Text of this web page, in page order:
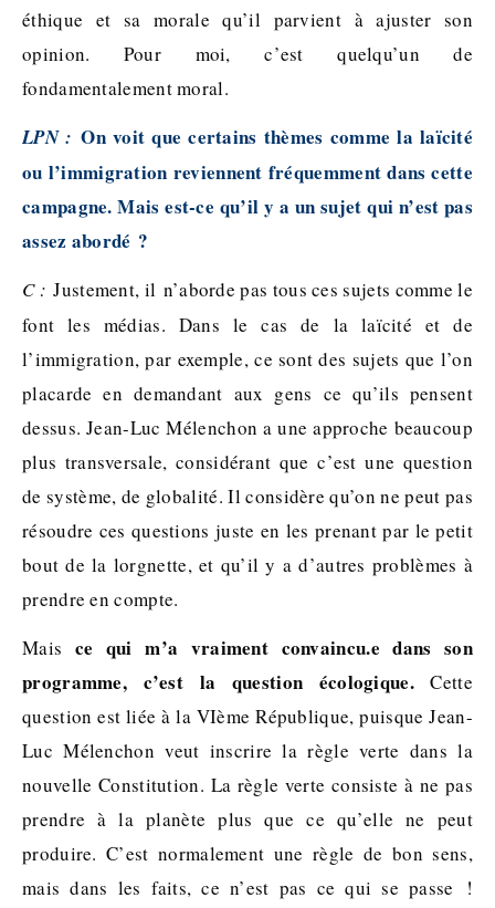
éthique et sa morale qu’il parvient à ajuster son
opinion. Pour moi, c’est quelqu’un de
fondamentalement moral.
LPN : On voit que certains thèmes comme la laïcité
ou l’immigration reviennent fréquemment dans cette
campagne. Mais est-ce qu’il y a un sujet qui n’est pas
assez abordé ?
C : Justement, il n’aborde pas tous ces sujets comme le
font les médias. Dans le cas de la laïcité et de
l’immigration, par exemple, ce sont des sujets que l’on
placarde en demandant aux gens ce qu’ils pensent
dessus. Jean-Luc Mélenchon a une approche beaucoup
plus transversale, considérant que c’est une question
de système, de globalité. Il considère qu’on ne peut pas
résoudre ces questions juste en les prenant par le petit
bout de la lorgnette, et qu’il y a d’autres problèmes à
prendre en compte.
Mais ce qui m’a vraiment convaincu.e dans son
programme, c’est la question écologique.Cette
question est liée à la VIème République, puisque Jean-
Luc Mélenchon veut inscrire la règle verte dans la
nouvelle Constitution. La règle verte consiste à ne pas
prendre à la planète plus que ce qu’elle ne peut
produire. C’est normalement une règle de bon sens,
mais dans les faits, ce n’est pas ce qui se passe !